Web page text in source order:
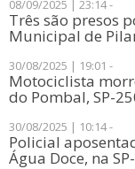
08/09/2025 | 23:14 -
Três são presos
Municipal de
30/08/2025 | 19:01 -
Motociclista
do Pombal, SP-
30/08/2025 | 10:14 -
Policial
Água Doce, na